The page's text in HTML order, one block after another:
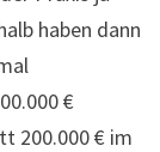
haben dann
€
200.000 € im